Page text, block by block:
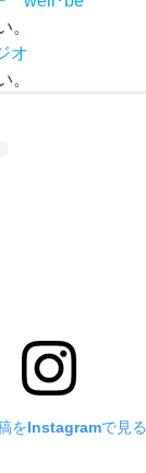
。
オ
。
をInstagramで見る